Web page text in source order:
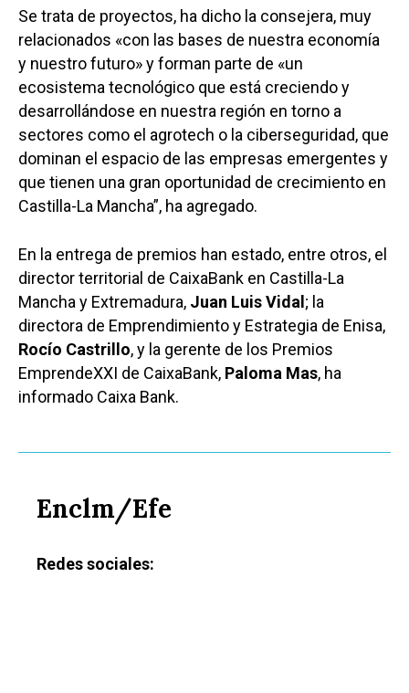
Se trata de proyectos, ha dicho la consejera, muy
relacionados «con las bases de nuestra economía
y nuestro futuro» y forman parte de «un
ecosistema tecnológico que está creciendo y
desarrollándose en nuestra región en torno a
sectores como el agrotech o la ciberseguridad, que
dominan el espacio de las empresas emergentes y
que tienen una gran oportunidad de crecimiento en
Castilla-La Mancha”, ha agregado.
En la entrega de premios han estado, entre otros, el
director territorial de CaixaBank en Castilla-La
Mancha y Extremadura, Juan Luis Vidal; la
directora de Emprendimiento y Estrategia de Enisa,
Rocío Castrillo, y la gerente de los Premios
EmprendeXXI de CaixaBank, Paloma Mas, ha
informado Caixa Bank.
Enclm/Efe
Redes sociales: